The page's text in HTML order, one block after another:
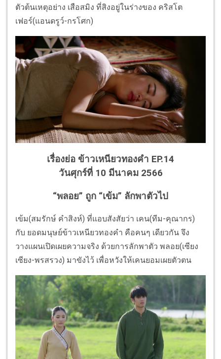
ตัวต้นเหตุอย่าง เสือสมิง ที่สิงอยู่ในร่างของ คริสโต
เฟอร์(แอนดรูว์-กรโศก)
เรื่องย่อ ข้าวเหนียวทองคำ EP.14
วันศุกร์ที่ 10 มีนาคม 2566
“พลอย” ถูก “เข้ม” ลักพาตัวไป
เข้ม(สมรักษ์ คำสิงห์) ที่แอบสังสัยว่า เคน(ทีม-คุณากร)
กับ ยอดมนุษย์ข้าวเหนียวทองคำ คือคนๆ เดียวกัน จึง
วางแผนเปิดเผยความจริง ด้วยการลักพาตัว พลอย(เซียง
เซียง-พรสรวง) มาขังไว้ เพื่อหวังให้เคนยอมเผยตัวตน